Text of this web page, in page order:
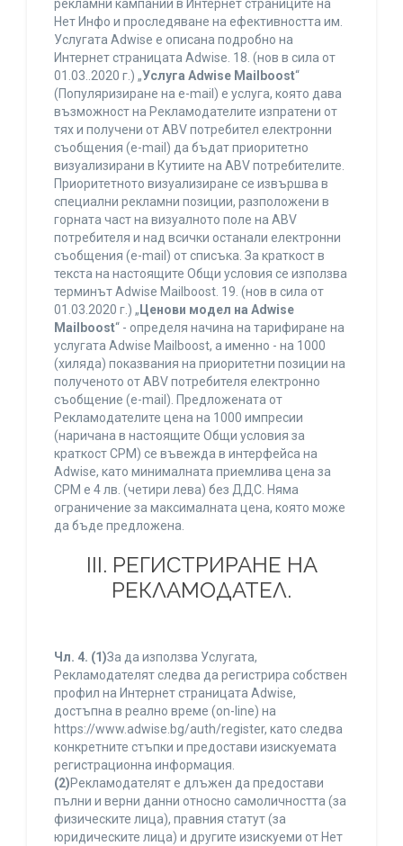
рекламни кампании в Интернет страниците на
Нет Инфо и проследяване на ефективността им.
Услугата Adwise е описана подробно на
Интернет страницата Adwise. 18. (нов в сила от
01.03..2020 г.) „Услуга Adwise Mailboost“
(Популяризиране на e-mail) е услуга, която дава
възможност на Рекламодателите изпратени от
тях и получени от ABV потребител електронни
съобщения (e-mail) да бъдат приоритетно
визуализирани в Кутиите на ABV потребителите.
Приоритетното визуализиране се извършва в
специални рекламни позиции, разположени в
горната част на визуалното поле на ABV
потребителя и над всички останали електронни
съобщения (e-mail) от списъка. За краткост в
текста на настоящите Общи условия се използва
терминът Adwise Mailboost. 19. (нов в сила от
01.03.2020 г.) „ Ценови модел на Adwise
Mailboost“ - определя начина на тарифиране на
услугата Adwise Mailboost, а именно - на 1000
(хиляда) показвания на приоритетни позиции на
полученото от ABV потребителя електронно
съобщение (e-mail). Предложената от
Рекламодателите цена на 1000 импресии
(наричана в настоящите Общи условия за
краткост CPM) се въвежда в интерфейса на
Adwise, като минималната приемлива цена за
CPM е 4 лв. (четири лева) без ДДС. Няма
ограничение за максималната цена, която може
да бъде предложена.
ІІІ. РЕГИСТРИРАНЕ НА
РЕКЛАМОДАТЕЛ.
Чл. 4. (1)За да използва Услугата,
Рекламодателят следва да регистрира собствен
профил на Интернет страницата Adwise,
достъпна в реално време (on-line) на
https://www.adwise.bg/auth/register, като следва
конкретните стъпки и предостави изискуемата
регистрационна информация.
(2)Рекламодателят е длъжен да предостави
пълни и верни данни относно самоличността (за
физическите лица), правния статут (за
юридическите лица) и другите изискуеми от Нет